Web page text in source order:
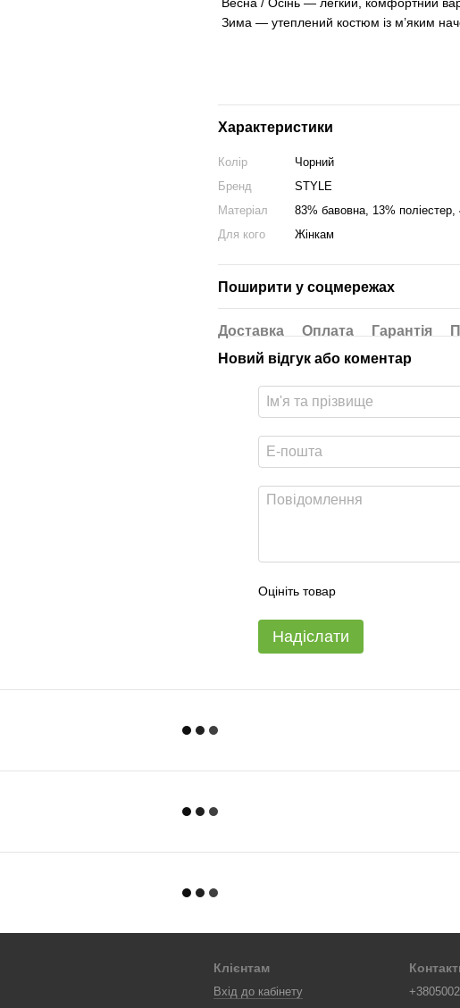
Зима — утеплений костюм із м’яким
Характеристики
Колір
Чорний
Бренд
STYLE
Матеріал
83% бавовна, 13% поліестер,
Для кого
Жінкам
Поширити у соцмережах
Доставка Оплата Гарантія
Новий відгук або коментар
Оцініть товар
Надіслати
Клієнтам
Вхід до кабінету